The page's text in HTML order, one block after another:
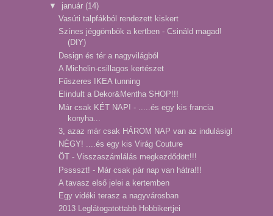
▼ január (14)
Vasúti talpfákból rendezett kiskert
Színes jéggömbök a kertben - Csináld magad!
(DIY)
Design és tér a nagyvilágból
A Michelin-csillagos kertészet
Fűszeres IKEA tunning
Elindult a Dekor&Mentha SHOP!!!
Már csak KÉT NAP! - .....és egy kis francia
konyha...
3, azaz már csak HÁROM NAP van az indulásig!
NÉGY! ....és egy kis Virág Couture
ÖT - Visszaszámlálás megkezdődött!!!
Psssszt! - Már csak pár nap van hátra!!!
A tavasz első jelei a kertemben
Egy vidéki terasz a nagyvárosban
2013 Leglátogatottabb Hobbikertjei